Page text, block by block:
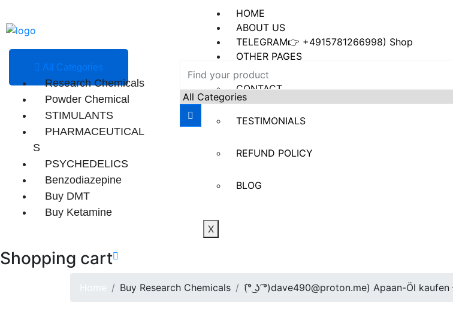
HOME
ABOUT US
TELEGRAM👉 +4915781266998) Shop
OTHER PAGES
CONTACT
TESTIMONIALS
REFUND POLICY
BLOG
X
All Categories
Research Chemicals
Powder Chemical
STIMULANTS
PHARMACEUTICAL
S
PSYCHEDELICS
Benzodiazepine
Buy DMT
Buy Ketamine
Shopping cart
Buy Research Chemicals (͡° ͜ʖ ͡°)dave490@proton.me) Apaan-Öl